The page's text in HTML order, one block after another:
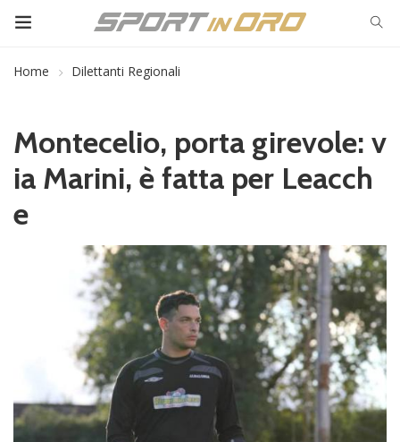
Home Dilettanti Regionali
Montecelio, porta girevole: v
ia Marini, è fatta per Leacch
e